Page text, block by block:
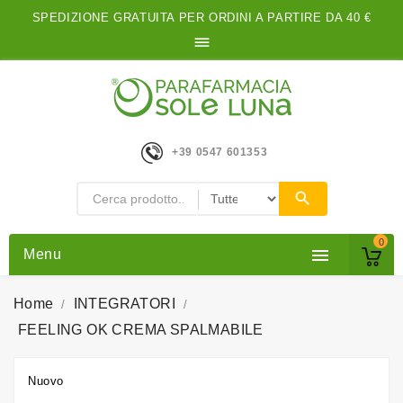
SPEDIZIONE GRATUITA PER ORDINI A PARTIRE DA 40 €

0
+39 0547 601353

Menu
Home
INTEGRATORI
FEELING OK CREMA SPALMABILE
Nuovo